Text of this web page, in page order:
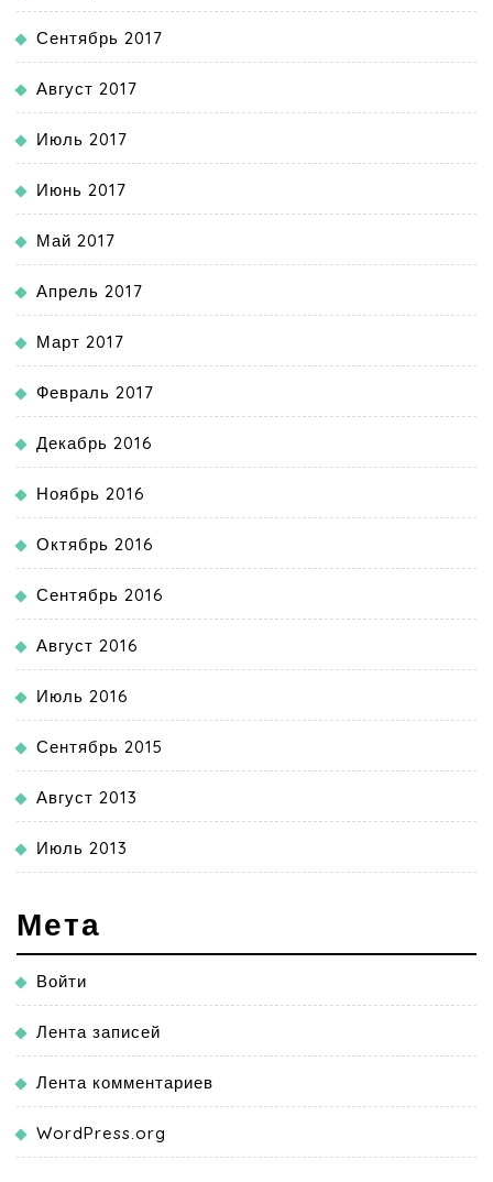
Сентябрь 2017
Август 2017
Июль 2017
Июнь 2017
Май 2017
Апрель 2017
Март 2017
Февраль 2017
Декабрь 2016
Ноябрь 2016
Октябрь 2016
Сентябрь 2016
Август 2016
Июль 2016
Сентябрь 2015
Август 2013
Июль 2013
Мета
Войти
Лента записей
Лента комментариев
WordPress.org